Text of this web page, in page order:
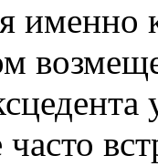
именно
часто